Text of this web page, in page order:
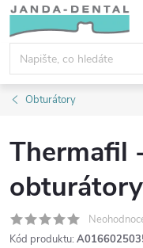
Přejít
obsah
Obturátory
Thermafil
Kód produktu: